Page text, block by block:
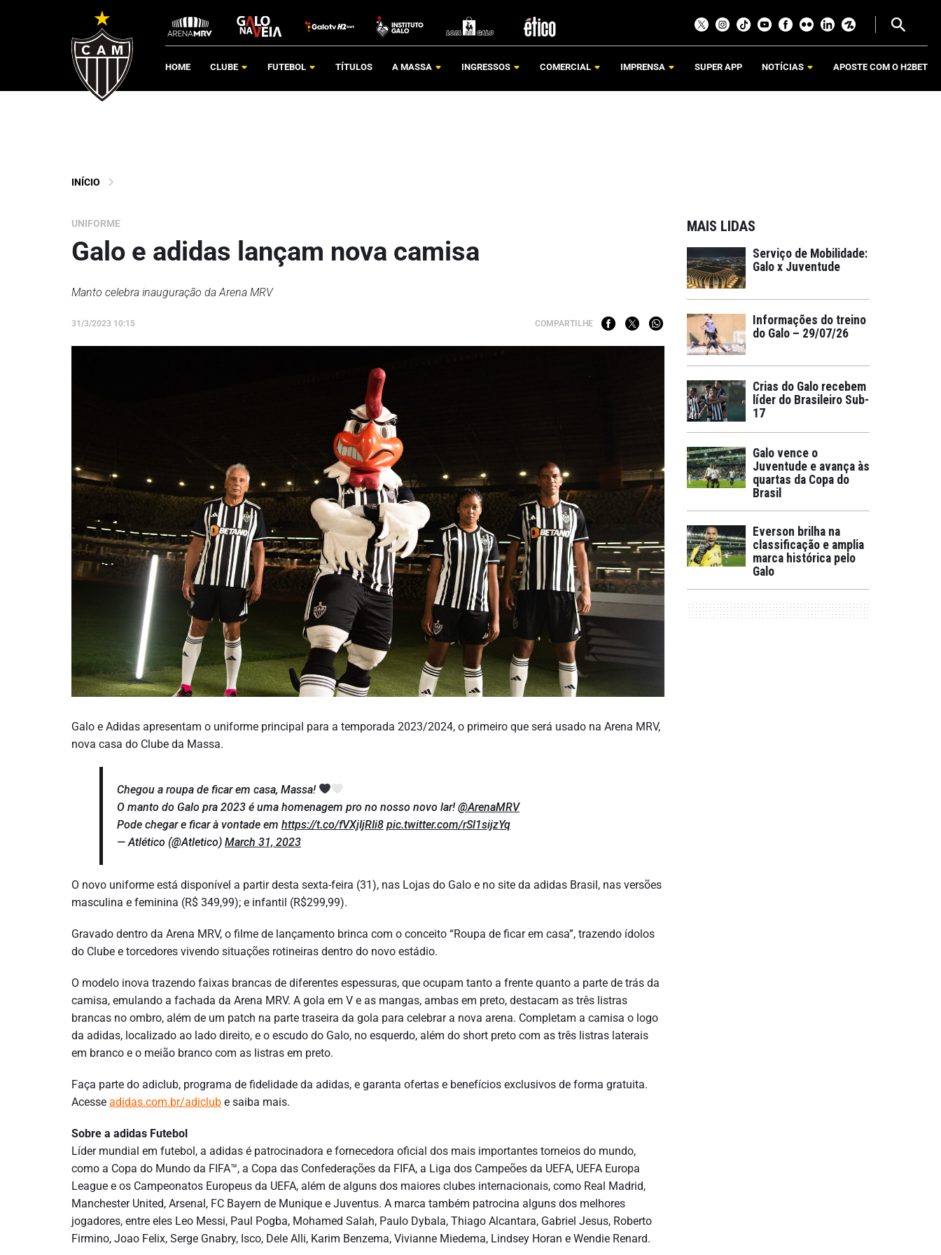
HOME CLUBE FUTEBOL TÍTULOS A MASSA INGRESSOS COMERCIAL IMPRENSA SUPER APP NOTÍCIAS APOSTE COM O H2BET
INÍCIO
UNIFORME
Galo e adidas lançam nova camisa
Manto celebra inauguração da Arena MRV
31/3/2023 10:15 COMPARTILHE
Galo e Adidas apresentam o uniforme principal para a temporada 2023/2024, o primeiro que será usado na Arena MRV,
nova casa do Clube da Massa.
Chegou a roupa de ficar em casa, Massa!
O manto do Galo pra 2023 é uma homenagem pro no nosso novo lar!@ArenaMRV
Pode chegar e ficar à vontade em https://t.co/fVXjIjRIi8 pic.twitter.com/rSl1sijzYq
— Atlético (@Atletico) March 31, 2023
O novo uniforme está disponível a partir desta sexta-feira (31), nas Lojas do Galo e no site da adidas Brasil, nas versões
masculina e feminina (R$ 349,99); e infantil (R$299,99).
Gravado dentro da Arena MRV, o filme de lançamento brinca com o conceito “Roupa de ficar em casa”, trazendo ídolos
do Clube e torcedores vivendo situações rotineiras dentro do novo estádio.
O modelo inova trazendo faixas brancas de diferentes espessuras, que ocupam tanto a frente quanto a parte de trás da
camisa, emulando a fachada da Arena MRV. A gola em V e as mangas, ambas em preto, destacam as três listras
brancas no ombro, além de um patch na parte traseira da gola para celebrar a nova arena. Completam a camisa o logo
da adidas, localizado ao lado direito, e o escudo do Galo, no esquerdo, além do short preto com as três listras laterais
em branco e o meião branco com as listras em preto.
Faça parte do adiclub, programa de fidelidade da adidas, e garanta ofertas e benefícios exclusivos de forma gratuita.
Acesse adidas.com.br/adiclub e saiba mais.
Sobre a adidas Futebol
Líder mundial em futebol, a adidas é patrocinadora e fornecedora oficial dos mais importantes torneios do mundo,
como a Copa do Mundo da FIFA™, a Copa das Confederações da FIFA, a Liga dos Campeões da UEFA, UEFA Europa
League e os Campeonatos Europeus da UEFA, além de alguns dos maiores clubes internacionais, como Real Madrid,
Manchester United, Arsenal, FC Bayern de Munique e Juventus. A marca também patrocina alguns dos melhores
jogadores, entre eles Leo Messi, Paul Pogba, Mohamed Salah, Paulo Dybala, Thiago Alcantara, Gabriel Jesus, Roberto
Firmino, Joao Felix, Serge Gnabry, Isco, Dele Alli, Karim Benzema, Vivianne Miedema, Lindsey Horan e Wendie Renard.
MAIS LIDAS
Serviço de Mobilidade:
Galo x Juventude
Informações do treino
do Galo – 29/07/26
Crias do Galo recebem
líder do Brasileiro Sub-
17
Galo vence o
Juventude e avança às
quartas da Copa do
Brasil
Everson brilha na
classificação e amplia
marca histórica pelo
Galo